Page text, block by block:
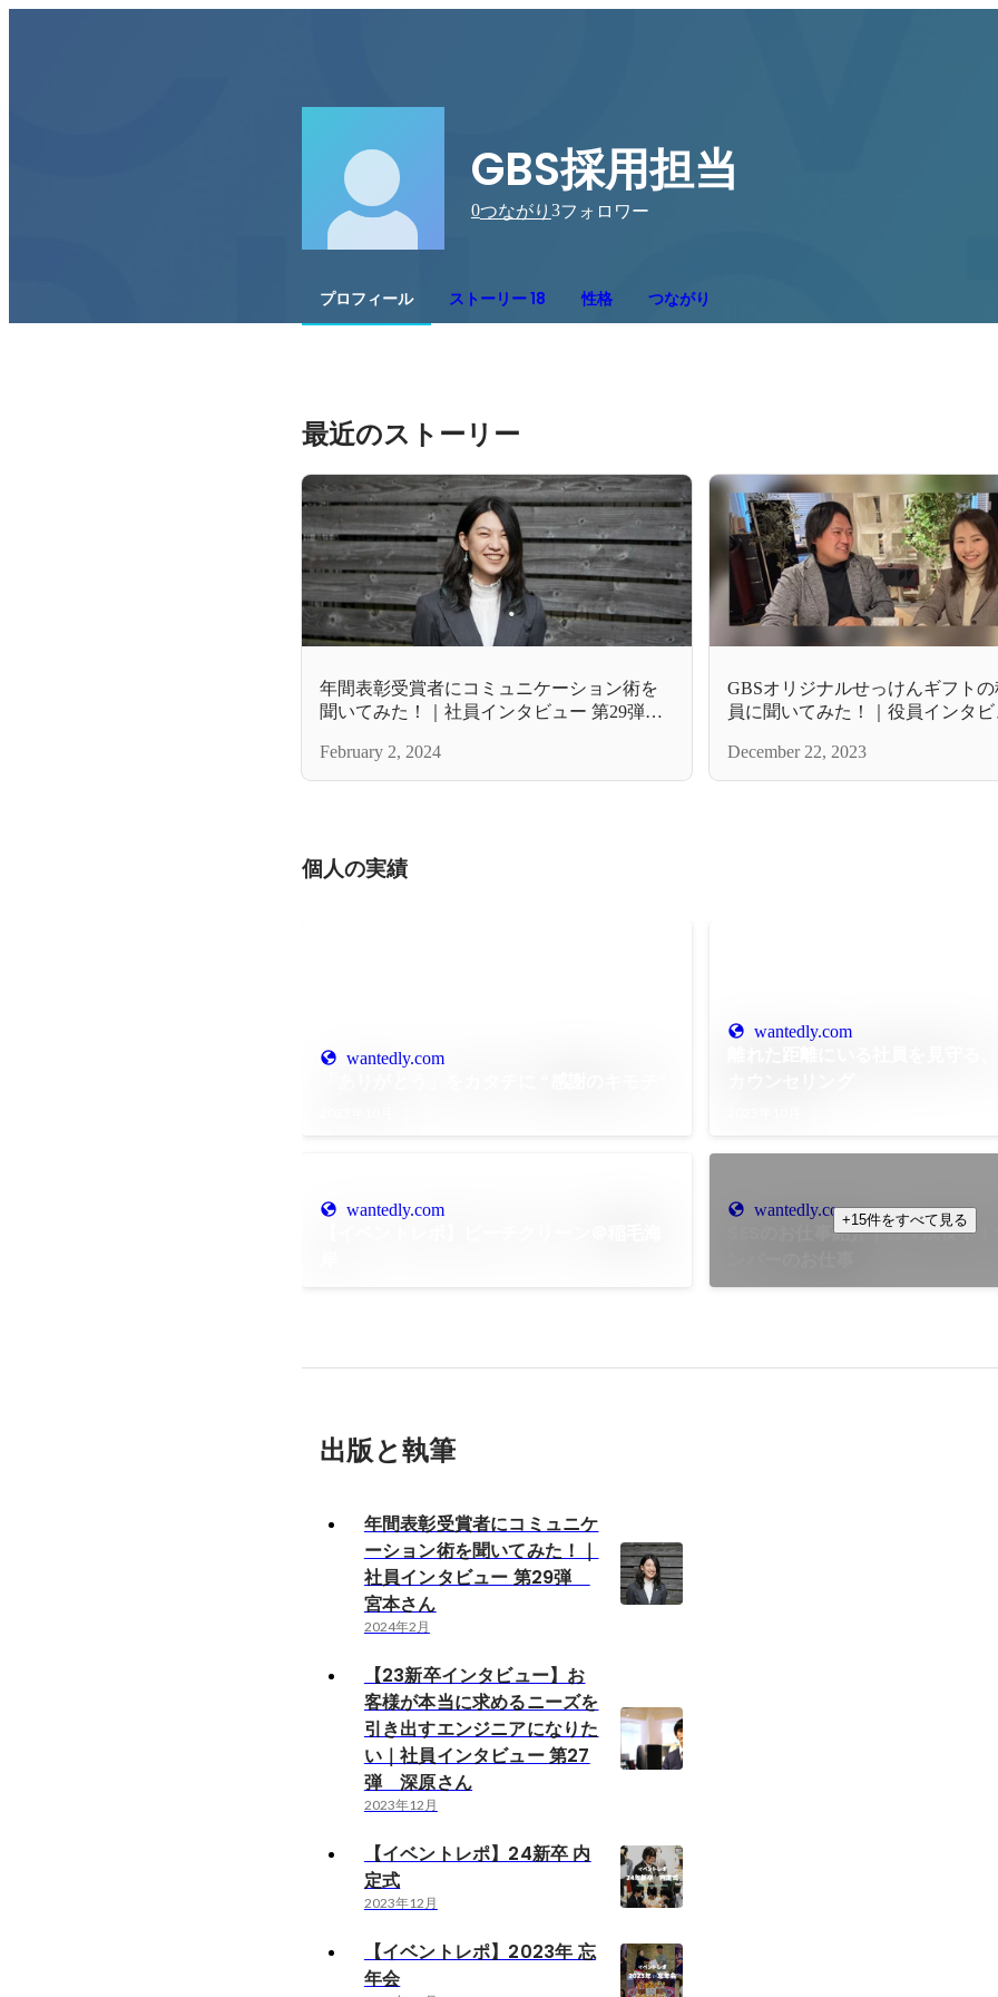
GBS採用担当
0つながり 3フォロワー
プロフィール ストーリー 18 性格 つながり
最近のストーリー
年間表彰受賞者にコミュニケーション術を
聞いてみた！｜社員インタビュー 第29弾
February 2, 2024
GBSオリジナルせっけんギフト
員に聞いてみた！｜役員インタビ
December 22, 2023
個人の実績
wantedly.com
wantedly.com
wantedly.com wantedly.com
SESのお仕事紹介｜日々成長中！
+15件をすべて見る
出版と執筆
年間表彰受賞者にコミュニケ
ーション術を聞いてみた！｜
社員インタビュー 第29弾
宮本さん
2024年2月
【23新卒インタビュー】お
客様が本当に求めるニーズを
引き出すエンジニアになりた
い｜社員インタビュー 第27
弾 深原さん
2023年12月
【イベントレポ】24新卒 内
定式
2023年12月
【イベントレポ】2023年 忘
年会